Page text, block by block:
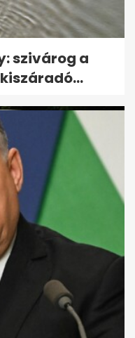
Sallai Nóráról
szét
főutakon
szivárog a